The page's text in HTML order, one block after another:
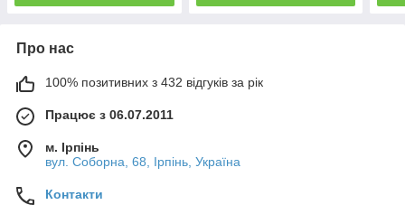
Про нас
100% позитивних з 432 відгуків за рік
Працює з 06.07.2011
м. Ірпінь
вул. Соборна, 68, Ірпінь, Україна
Контакти